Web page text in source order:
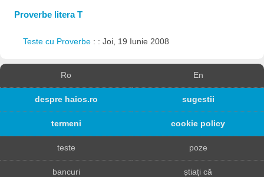
Proverbe litera T
Teste cu Proverbe : : Joi, 19 Iunie 2008
Ro En
despre haios.ro sugestii
termeni cookie policy
teste poze
bancuri știați că